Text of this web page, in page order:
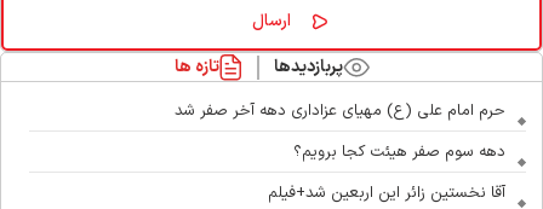
پربازدیدها تازه ها
حرم امام علی (ع) مهیای عزاداری دهه آخر صفر شد
دهه سوم صفر هیئت کجا برویم؟
آقا نخستین زائر این اربعین شد+فیلم